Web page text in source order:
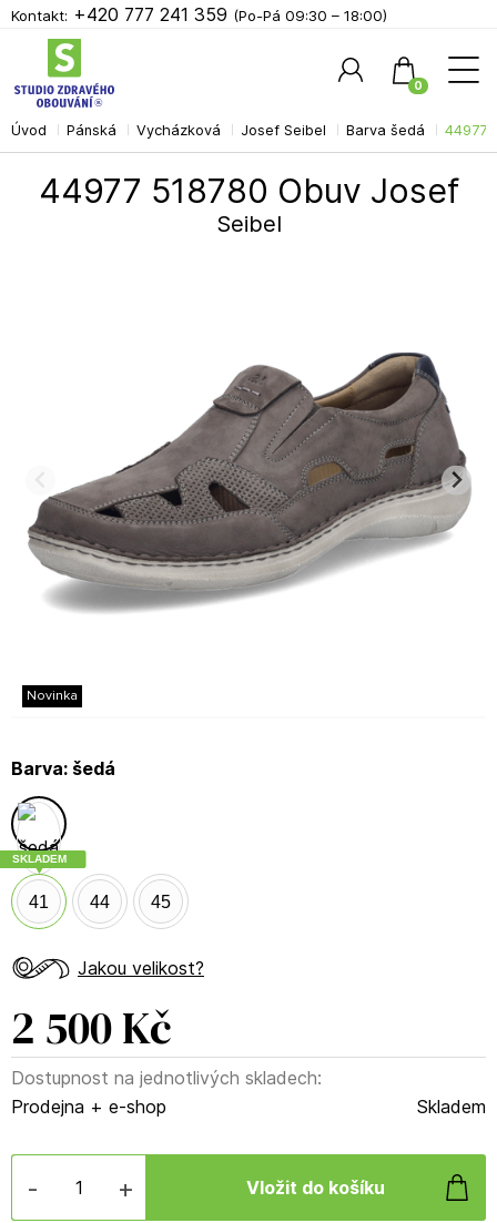
Úvod Pánská Vycházková Josef Seibel Barva šedá 44977
44977 518780 Obuv Josef
Seibel
Novinka
Barva: šedá
41
SKLADEM
44 45
Jakou velikost?
2 500 Kč
Dostupnost na jednotlivých skladech:
Prodejna + e-shop
Skladem
- +
Kontakt: +420 777 241 359 (Po-Pá 09:30 – 18:00)
0